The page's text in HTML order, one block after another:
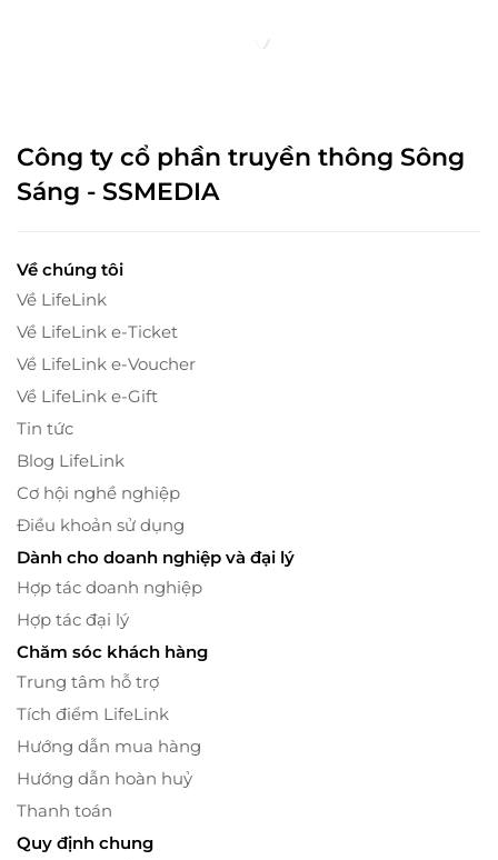
Công ty cổ phần truyền thông Sông
Sáng - SSMEDIA
Về chúng tôi
Về LifeLink
Về LifeLink e-Ticket
Về LifeLink e-Voucher
Về LifeLink e-Gift
Tin tức
Blog LifeLink
Cơ hội nghề nghiệp
Điều khoản sử dụng
Dành cho doanh nghiệp và đại lý
Hợp tác doanh nghiệp
Hợp tác đại lý
Chăm sóc khách hàng
Trung tâm hỗ trợ
Tích điểm LifeLink
Hướng dẫn mua hàng
Hướng dẫn hoàn huỷ
Thanh toán
Quy định chung